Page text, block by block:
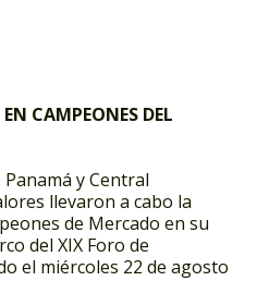
CAMPEONES DEL
y Central
llevaron a cabo la
de Mercado en su
del XIX Foro de
el miércoles 22 de agosto